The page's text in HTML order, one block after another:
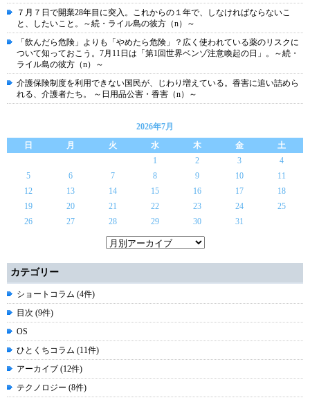
７月７日で開業28年目に突入。これからの１年で、しなければならないこ
と、したいこと。～続・ライル島の彼方（n）～
「飲んだら危険」よりも「やめたら危険」？広く使われている薬のリスクに
ついて知っておこう。7月11日は「第1回世界ベンゾ注意喚起の日」。～続・
ライル島の彼方（n）～
介護保険制度を利用できない国民が、じわり増えている。香害に追い詰めら
れる、介護者たち。 ～日用品公害・香害（n）～
2026年7月
日
月 火 水 木 金
土
1
2 3
4
5
6 7 8 9 10
11
12
13 14 15 16 17
18
19
20 21 22 23 24
25
26
27 28 29 30 31
カテゴリー
ショートコラム (4件)
目次 (9件)
OS
ひとくちコラム (11件)
アーカイブ (12件)
テクノロジー (8件)